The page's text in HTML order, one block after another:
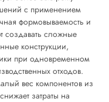
с применением
формовываемость и
создавать сложные
конструкции,
при одновременном
отходов.
вес компонентов из
затраты на